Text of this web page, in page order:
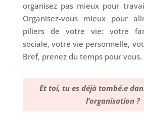
organisez pas mieux pour
Organisez-vous mieux pour
piliers de votre vie: votre
sociale, votre vie personnelle,
Bref, prenez du temps pour vous.
Et toi, tu es déjà tombé.e
l’organisation ?